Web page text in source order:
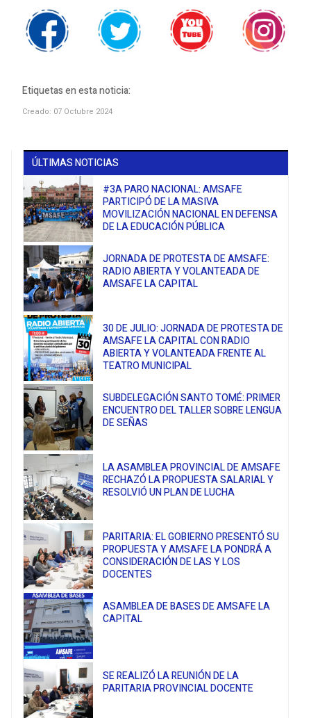
Etiquetas en esta noticia:
Creado: 07 Octubre 2024
ÚLTIMAS NOTICIAS
#3A PARO NACIONAL: AMSAFE
PARTICIPÓ DE LA MASIVA
MOVILIZACIÓN NACIONAL EN DEFENSA
DE LA EDUCACIÓN PÚBLICA
JORNADA DE PROTESTA DE AMSAFE:
RADIO ABIERTA Y VOLANTEADA DE
AMSAFE LA CAPITAL
30 DE JULIO: JORNADA DE PROTESTA DE
AMSAFE LA CAPITAL CON RADIO
ABIERTA Y VOLANTEADA FRENTE AL
TEATRO MUNICIPAL
SUBDELEGACIÓN SANTO TOMÉ: PRIMER
ENCUENTRO DEL TALLER SOBRE LENGUA
DE SEÑAS
LA ASAMBLEA PROVINCIAL DE AMSAFE
RECHAZÓ LA PROPUESTA SALARIAL Y
RESOLVIÓ UN PLAN DE LUCHA
PARITARIA: EL GOBIERNO PRESENTÓ SU
PROPUESTA Y AMSAFE LA PONDRÁ A
CONSIDERACIÓN DE LAS Y LOS
DOCENTES
ASAMBLEA DE BASES DE AMSAFE LA
CAPITAL
SE REALIZÓ LA REUNIÓN DE LA
PARITARIA PROVINCIAL DOCENTE